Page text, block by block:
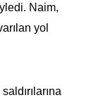
Naim,
yol